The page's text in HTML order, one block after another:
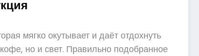
мягко окутывает и даёт отдохнуть
но и свет. Правильно подобранное